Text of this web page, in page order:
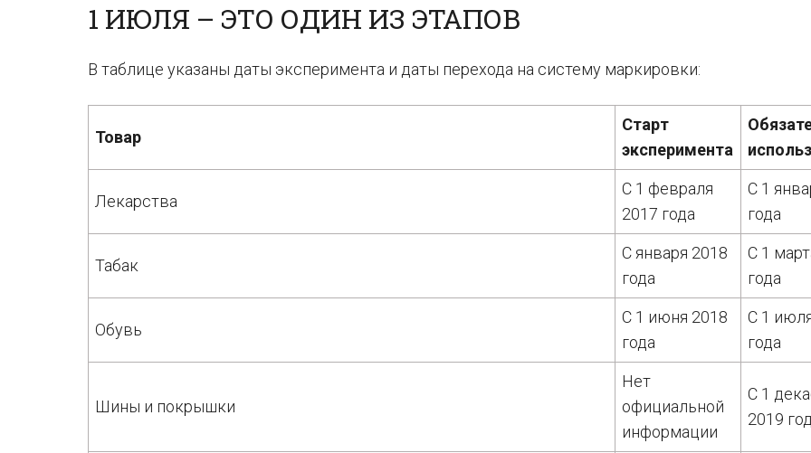
1 ИЮЛЯ – ЭТО ОДИН ИЗ ЭТАПОВ
В таблице указаны даты эксперимента и даты перехода на систему маркировки:
Товар
Старт
эксперимента
Лекарства
С 1 февраля
2017 года
С 1
года
Табак
С января 2018
года
С 1
года
Обувь
С 1 июня 2018
года
С 1
года
Шины и покрышки
Нет
официальной
информации
С 1
2019